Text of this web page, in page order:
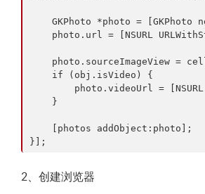
GKPhoto *photo = [GKPhoto
photo.url = [NSURL
photo.sourceImageView =
    if (obj.isVideo) {
photo.videoUrl =
    }
    [photos addObject:photo];
2、创建浏览器